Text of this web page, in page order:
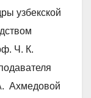
узбекской
Ч. К.
Ахмедовой